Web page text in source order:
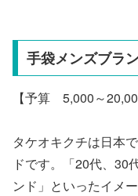
手袋メンズブラ
【予算 5,000～
タケオキクチは日本
ドです。「20代、30
ンド」といったイメ